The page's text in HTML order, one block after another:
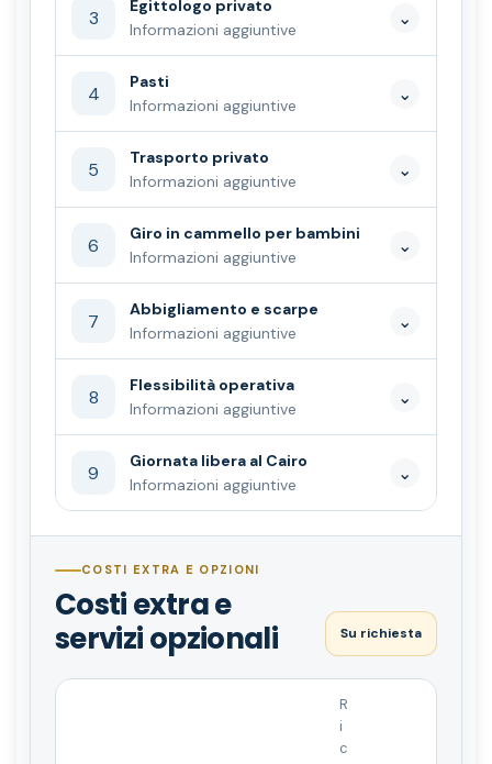
3
Egittologo privato
Informazioni aggiuntive
⌄
4
Pasti
Informazioni aggiuntive
⌄
5
Trasporto privato
Informazioni aggiuntive
⌄
6
Giro in cammello per bambini
Informazioni aggiuntive
⌄
7
Abbigliamento e scarpe
Informazioni aggiuntive
⌄
8
Flessibilità operativa
Informazioni aggiuntive
⌄
9
Giornata libera al Cairo
Informazioni aggiuntive
⌄
COSTI EXTRA E OPZIONI
Costi extra e
servizi opzionali
Su richiesta
R
i
c